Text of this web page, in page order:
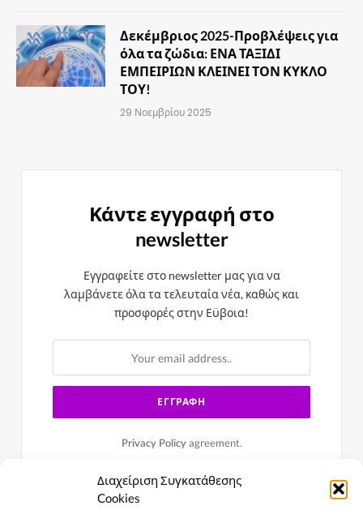
Διαχείριση Συγκατάθεσης
Cookies
Δεκέμβριος 2025-Προβλέψεις για
όλα τα ζώδια: ΕΝΑ ΤΑΞΙΔΙ
ΕΜΠΕΙΡΙΩΝ ΚΛΕΙΝΕΙ ΤΟΝ ΚΥΚΛΟ
ΤΟΥ!
29 Νοεμβρίου 2025
Κάντε εγγραφή στο
newsletter
Εγγραφείτε στο newsletter μας για να
λαμβάνετε όλα τα τελευταία νέα, καθώς και
προσφορές στην Εϋβοια!
Privacy Policyagreement.